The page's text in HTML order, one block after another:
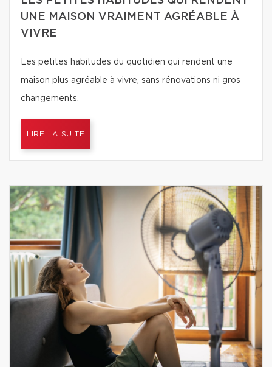
UNE MAISON VRAIMENT AGRÉABLE À
VIVRE
Les petites habitudes du quotidien qui rendent une
maison plus agréable à vivre, sans rénovations ni gros
changements.
LIRE LA SUITE